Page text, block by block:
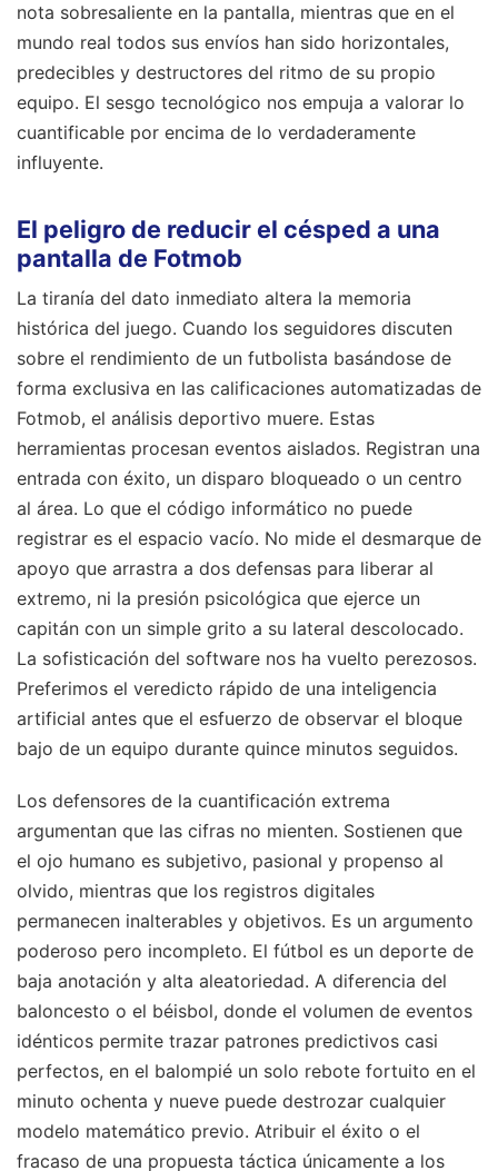
nota sobresaliente en la pantalla, mientras que en el
mundo real todos sus envíos han sido horizontales,
predecibles y destructores del ritmo de su propio
equipo. El sesgo tecnológico nos empuja a valorar lo
cuantificable por encima de lo verdaderamente
influyente.
El peligro de reducir el césped a una
pantalla de Fotmob
La tiranía del dato inmediato altera la memoria
histórica del juego. Cuando los seguidores discuten
sobre el rendimiento de un futbolista basándose de
forma exclusiva en las calificaciones automatizadas de
Fotmob, el análisis deportivo muere. Estas
herramientas procesan eventos aislados. Registran una
entrada con éxito, un disparo bloqueado o un centro
al área. Lo que el código informático no puede
registrar es el espacio vacío. No mide el desmarque de
apoyo que arrastra a dos defensas para liberar al
extremo, ni la presión psicológica que ejerce un
capitán con un simple grito a su lateral descolocado.
La sofisticación del software nos ha vuelto perezosos.
Preferimos el veredicto rápido de una inteligencia
artificial antes que el esfuerzo de observar el bloque
bajo de un equipo durante quince minutos seguidos.
Los defensores de la cuantificación extrema
argumentan que las cifras no mienten. Sostienen que
el ojo humano es subjetivo, pasional y propenso al
olvido, mientras que los registros digitales
permanecen inalterables y objetivos. Es un argumento
poderoso pero incompleto. El fútbol es un deporte de
baja anotación y alta aleatoriedad. A diferencia del
baloncesto o el béisbol, donde el volumen de eventos
idénticos permite trazar patrones predictivos casi
perfectos, en el balompié un solo rebote fortuito en el
minuto ochenta y nueve puede destrozar cualquier
modelo matemático previo. Atribuir el éxito o el
fracaso de una propuesta táctica únicamente a los